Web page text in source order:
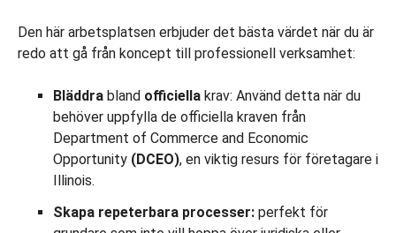
Den här arbetsplatsen erbjuder det bästa värdet när du är
redo att gå från koncept till professionell verksamhet:
Bläddra bland officiella krav: Använd detta när du
behöver uppfylla de officiella kraven från
Department of Commerce and Economic
Opportunity (DCEO), en viktig resurs för företagare i
Illinois.
Skapa repeterbara processer: perfekt för